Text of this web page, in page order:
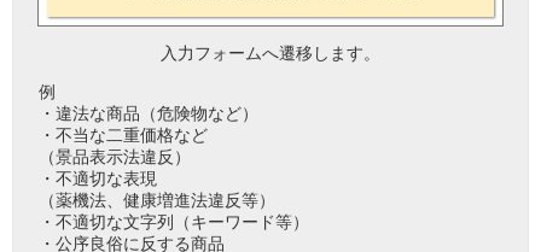
入力フォームへ遷移します。
例
・違法な商品（危険物など）
・不当な二重価格など
（景品表示法違反）
・不適切な表現
（薬機法、健康増進法違反等）
・不適切な文字列（キーワード等）
・公序良俗に反する商品